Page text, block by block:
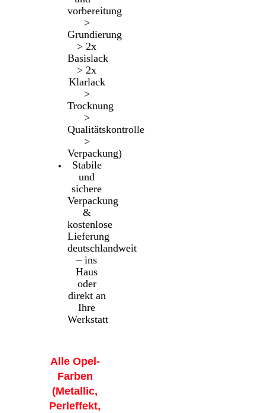
vorbereitung
>
Grundierung
> 2x
Basislack
> 2x
Klarlack
>
Trocknung
>
Qualitätskontrolle
>
Verpackung)
Stabile
und
sichere
Verpackung
&
kostenlose
Lieferung
deutschlandweit
– ins
Haus
oder
direkt an
Ihre
Werkstatt
Alle Opel-
Farben
(Metallic,
Perleffekt,